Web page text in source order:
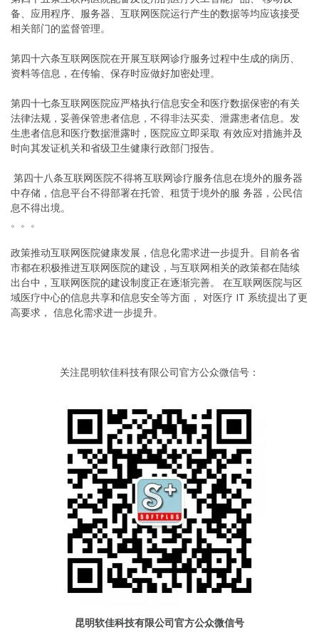
备、应用程序、服务器、互联网医院运行产生的数据等均应该接受
相关部门的监督管理。
第四十六条互联网医院在开展互联网诊疗服务过程中生成的病历、
资料等信息，在传输、保存时应做好加密处理。
第四十七条互联网医院应严格执行信息安全和医疗数据保密的有关
法律法规，妥善保管患者信息，不得非法买卖、泄露患者信息。发
生患者信息和医疗数据泄露时，医院应立即采取 有效应对措施并及
时向其发证机关和省级卫生健康行政部门报告。
第四十八条互联网医院不得将互联网诊疗服务信息在境外的服务器
中存储，信息平台不得部署在托管、租赁于境外的服 务器，公民信
息不得出境。
。。。
政策推动互联网医院健康发展，信息化需求进一步提升。目前各省
市都在积极推进互联网医院的建设，与互联网相关的政策都在陆续
出台中，互联网医院的建设制度正在逐渐完善。 在互联网医院与区
域医疗中心的信息共享和信息安全等方面， 对医疗 IT 系统提出了更
高要求， 信息化需求进一步提升。
关注昆明软佳科技有限公司官方公众微信号：
昆明软佳科技有限公司官方公众微信号